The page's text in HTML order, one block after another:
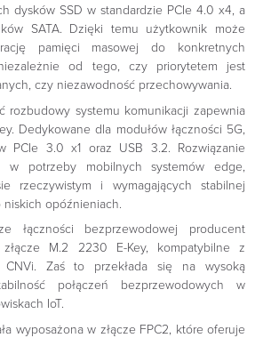
dysków SSD w standardzie PCIe 4.0 x4, a
SATA. Dzięki temu użytkownik może
pamięci masowej do konkretnych
od tego, czy priorytetem jest
czy niezawodność przechowywania.
rozbudowy systemu komunikacji zapewnia
Dedykowane dla modułów łączności 5G,
PCIe 3.0 x1 oraz USB 3.2. Rozwiązanie
w potrzeby mobilnych systemów edge,
rzeczywistym i wymagających stabilnej
opóźnieniach.
łączności bezprzewodowej producent
złącze M.2 2230 E-Key, kompatybilne z
CNVi. Zaś to przekłada się na wysoką
połączeń bezprzewodowych w
IoT.
wyposażona w złącze FPC2, które oferuje